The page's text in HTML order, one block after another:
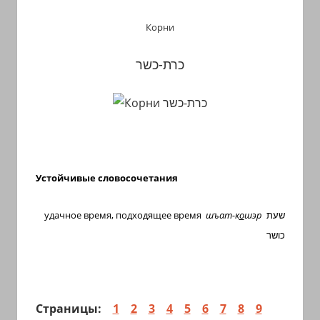
Корни
כרת-כשר
Устойчивые словосочетания
удачное время, подходящее время шъат-кошэр שעת
כושר
Страницы: 1 2 3 4 5 6 7 8 9